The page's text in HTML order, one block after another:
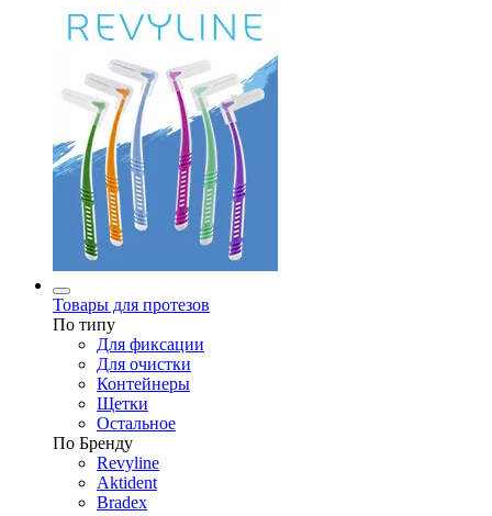
Товары для протезов
По типу
Для фиксации
Для очистки
Контейнеры
Щетки
Остальное
По Бренду
Revyline
Aktident
Bradex